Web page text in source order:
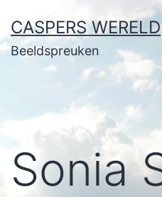
naar
de
CASPERS WERELD
Beeldspreuken
Sonia